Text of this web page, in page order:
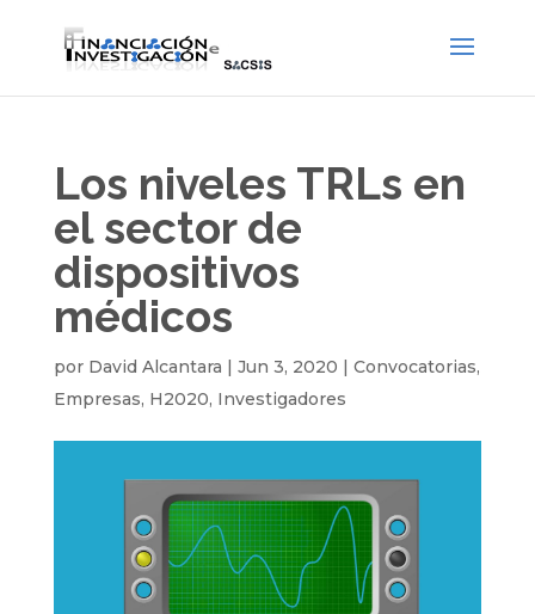
Los niveles TRLs en
el sector de
dispositivos
médicos
por David Alcantara | Jun 3, 2020 | Convocatorias,
Empresas, H2020, Investigadores